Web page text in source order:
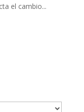
el cambio...